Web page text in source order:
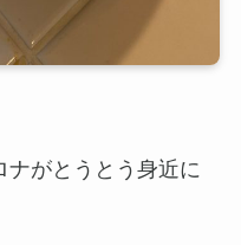
がとうとう身近に